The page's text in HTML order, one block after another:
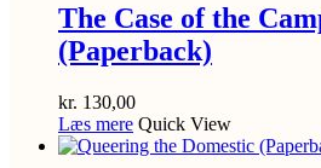
The Case of the
(Paperback)
kr. 130,00
Læs mere Quick View